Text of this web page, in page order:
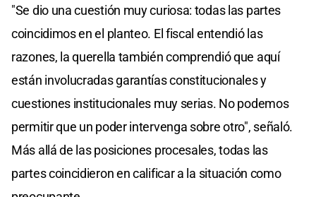
"Se dio una cuestión muy curiosa: todas las partes
coincidimos en el planteo. El fiscal entendió las
razones, la querella también comprendió que aquí
están involucradas garantías constitucionales y
cuestiones institucionales muy serias. No podemos
permitir que un poder intervenga sobre otro", señaló.
Más allá de las posiciones procesales, todas las
partes coincidieron en calificar a la situación como